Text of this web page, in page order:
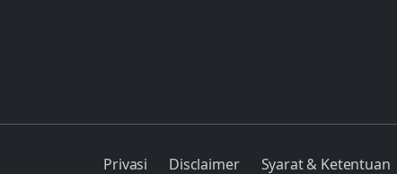
Privasi Disclaimer Syarat & Ketentuan